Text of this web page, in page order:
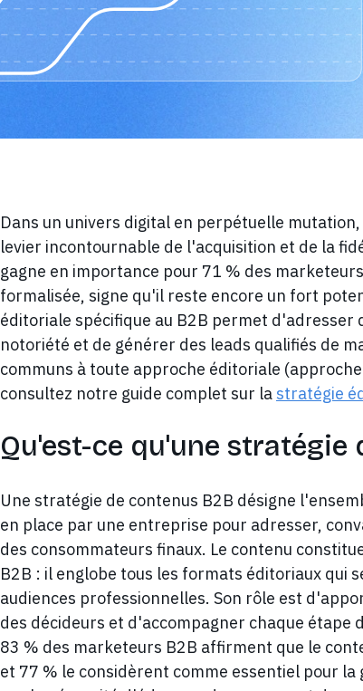
Dans un univers digital en perpétuelle
levier incontournable de l'acquisition et de la
gagne en importance pour 71 % des
formalisée, signe qu'il reste encore un fort
éditoriale spécifique au B2B permet d'adresser
notoriété et de générer des leads qualifiés de
communs à toute approche éditoriale
consultez notre guide complet sur la stratégie
Qu'est-ce qu'une stratégie
Une stratégie de contenus B2B désigne
en place par une entreprise pour adresser,
des consommateurs finaux. Le contenu
B2B : il englobe tous les formats éditoriaux qui
audiences professionnelles. Son rôle est
des décideurs et d'accompagner chaque étape
83 % des marketeurs B2B affirment que le
et 77 % le considèrent comme essentiel pour